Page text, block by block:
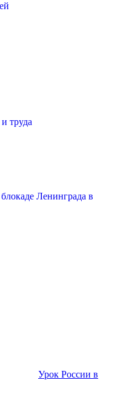
труда
Ленинграда в
Урок России в